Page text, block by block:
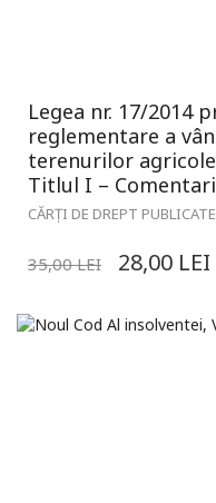
Legea nr. 17/2014
reglementare a
terenurilor
Titlul I –
CĂRȚI DE DREPT PUBLICATE
35,00LEI 28,00 LEI